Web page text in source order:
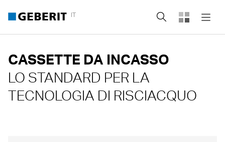
IT Cerca
CASSETTE DA INCASSO
LO STANDARD PER LA
TECNOLOGIA DI RISCIACQUO